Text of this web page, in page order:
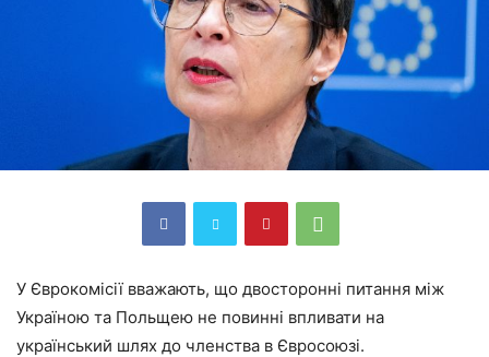
У Єврокомісії вважають, що двосторонні питання між
Україною та Польщею не повинні впливати на
український шлях до членства в Євросоюзі.